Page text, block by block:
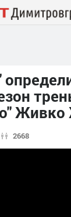
Живко
2668